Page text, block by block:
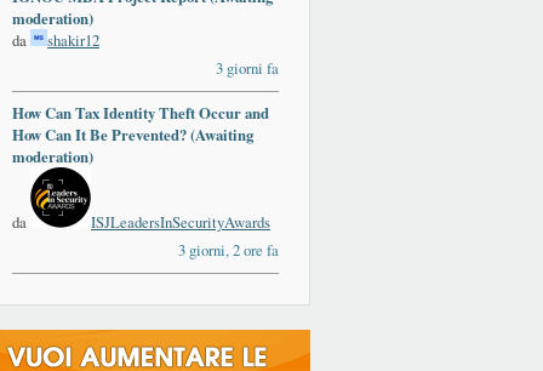
moderation)
da
shakir12
3 giorni fa
How Can Tax Identity Theft Occur and
How Can It Be Prevented? (Awaiting
moderation)
da
ISJLeadersInSecurityAwards
3 giorni, 2 ore fa